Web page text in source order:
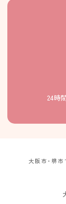
24時
大阪市･堺市